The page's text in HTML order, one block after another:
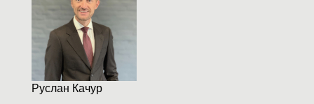
Руслан Качур